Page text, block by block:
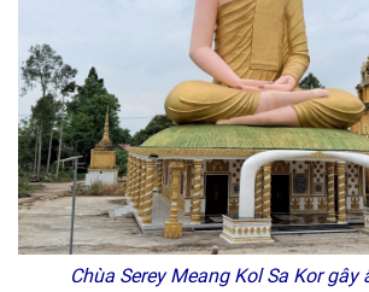
Chùa Serey Meang Kol Sa Kor